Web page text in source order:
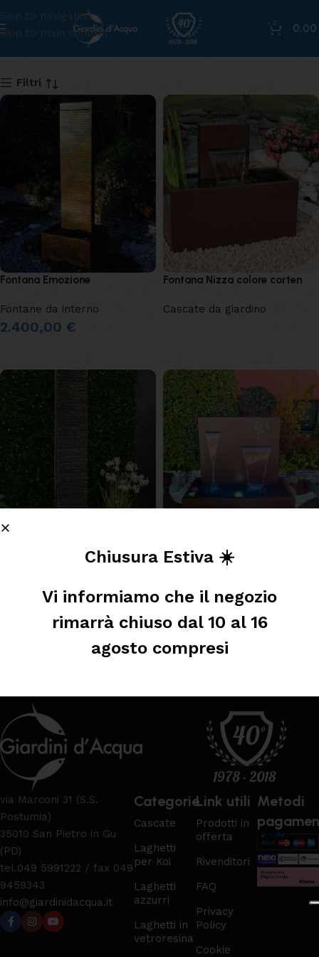
Skip to navigation
Skip to main content
0 0,00
versailles
Filtri
Fontana Emozione
Fontane da interno
2.400,00 €
Fontana Nizza colore corten
Cascate da giardino
Fontana Simpatia
zen in pietra
2.500,00€
Fontana Versailles colore
Cascate da giardino
LEGGI TUTTO
via Marconi 31 (S.S.
Postumia)
35010 San Pietro in Gu
(PD)
tel.049 5991222 / fax 049
9459343
info@giardinidacqua.it
Categorie
Cascate
Laghetti
per Koi
Laghetti
azzurri
Laghetti in
vetroresina
Link utili
Prodotti in
offerta
Rivenditori
FAQ
Privacy
Policy
Cookie
Metodi
Chiusura Estiva ☀️
Vi informiamo che il negozio
rimarrà chiuso dal 10 al 16
agosto compresi